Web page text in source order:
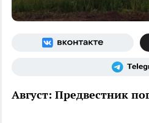
Август: Предвестник